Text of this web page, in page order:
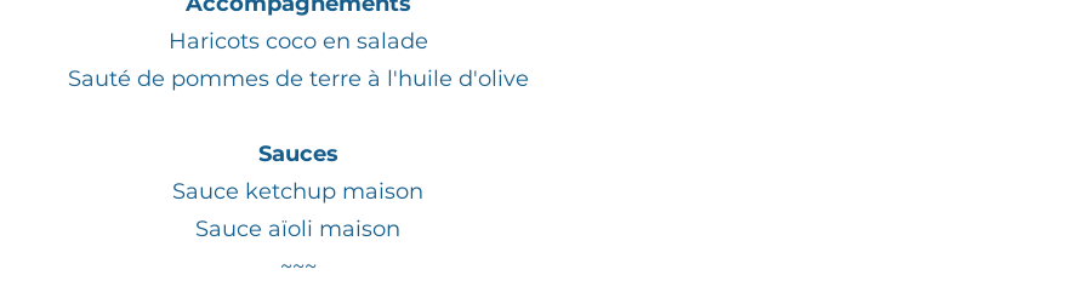
Haricots coco en salade
Sauté de pommes de terre à l'huile d'olive
Sauces
Sauce ketchup maison
Sauce aïoli maison
~~~